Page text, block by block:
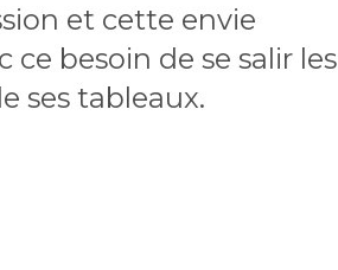
et cette envie
besoin de se salir les
ses tableaux.